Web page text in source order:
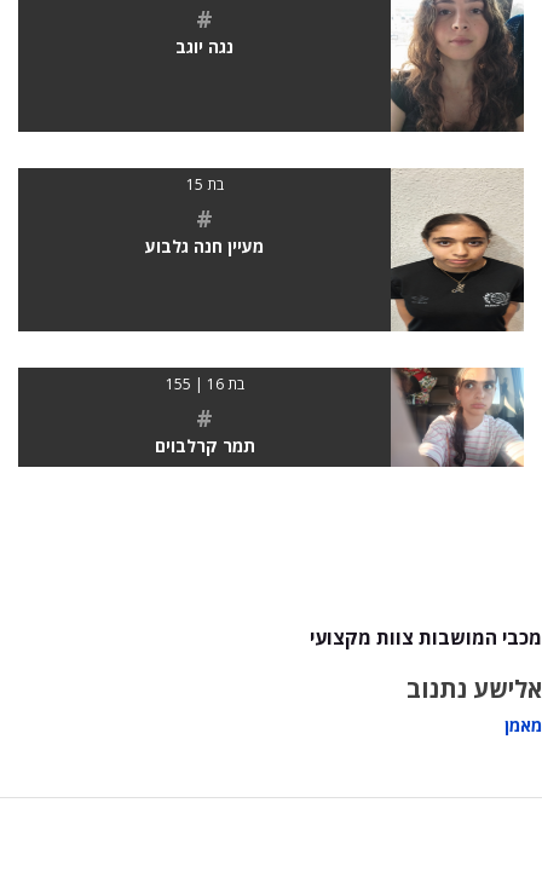
#
נגה יוגב
בת 15
#
מעיין חנה גלבוע
בת 16 | 155
#
תמר קרלבוים
מכבי המושבות צוות מקצועי
אלישע נתנוב
מאמן